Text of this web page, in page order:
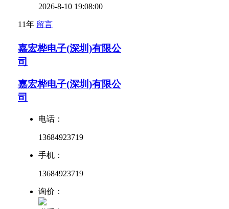
2026-8-10 19:08:00
11年 留言
嘉宏桦电子(深圳)有限公
司
嘉宏桦电子(深圳)有限公
司
电话：
13684923719
手机：
13684923719
询价：